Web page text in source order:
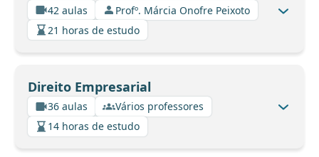
42 aulas
Profº. Márcia Onofre Peixoto
21 horas de estudo
Direito Empresarial
36 aulas
Vários professores
14 horas de estudo